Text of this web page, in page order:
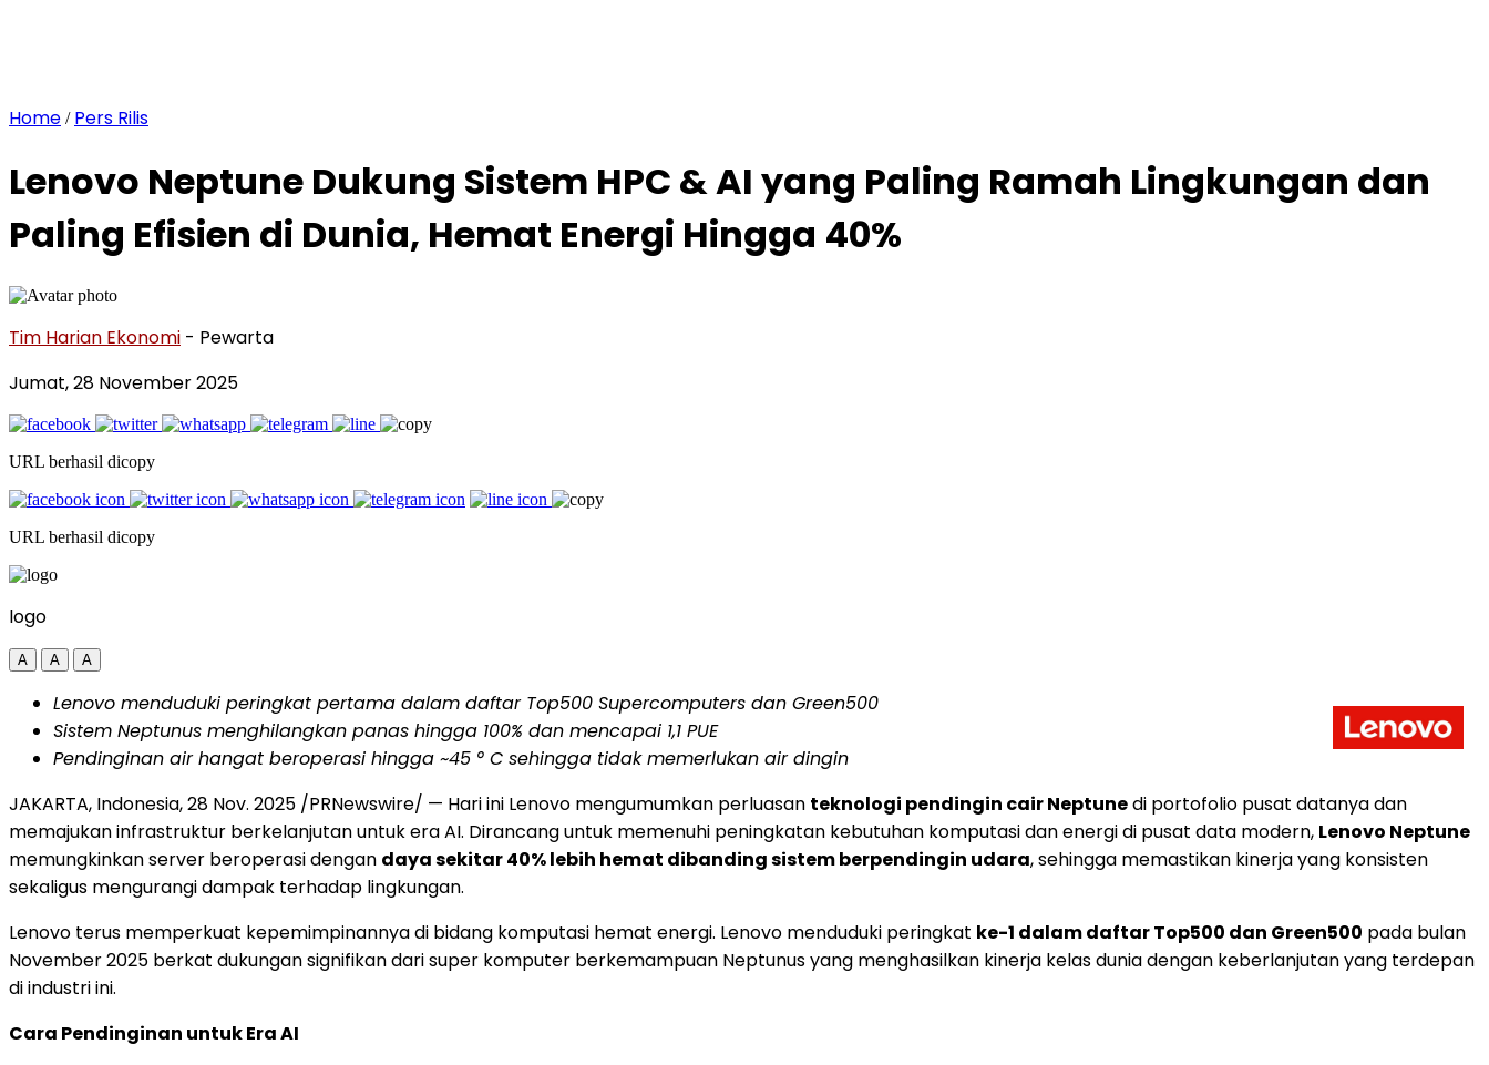
Home / Pers Rilis
Lenovo Neptune Dukung Sistem HPC & AI yang Paling Ramah Lingkungan dan
Paling Efisien di Dunia, Hemat Energi Hingga 40%
Tim Harian Ekonomi - Pewarta
Jumat, 28 November 2025
URL berhasil dicopy
URL berhasil dicopy
logo
A A A
Lenovo menduduki peringkat pertama dalam daftar Top500 Supercomputers dan Green500
Sistem Neptunus menghilangkan panas hingga 100% dan mencapai 1,1 PUE
Pendinginan air hangat beroperasi hingga ~45 ° C sehingga tidak memerlukan air dingin
JAKARTA, Indonesia,28 Nov. 2025 /PRNewswire/ — Hari ini Lenovo mengumumkan perluasan teknologi pendingin cair Neptunedi portofolio pusat datanya dan
memajukan infrastruktur berkelanjutan untuk era AI. Dirancang untuk memenuhi peningkatan kebutuhan komputasi dan energi di pusat data modern, Lenovo Neptune
memungkinkan server beroperasi dengan daya sekitar 40% lebih hemat dibanding sistem berpendingin udara, sehingga memastikan kinerja yang konsisten
sekaligus mengurangi dampak terhadap lingkungan.
Lenovo terus memperkuat kepemimpinannya di bidang komputasi hemat energi. Lenovo menduduki peringkat ke-1 dalam daftar Top500 dan Green500 pada bulan
November 2025 berkat dukungan signifikan dari super komputer berkemampuan Neptunus yang menghasilkan kinerja kelas dunia dengan keberlanjutan yang terdepan
di industri ini.
Cara Pendinginan untuk Era AI